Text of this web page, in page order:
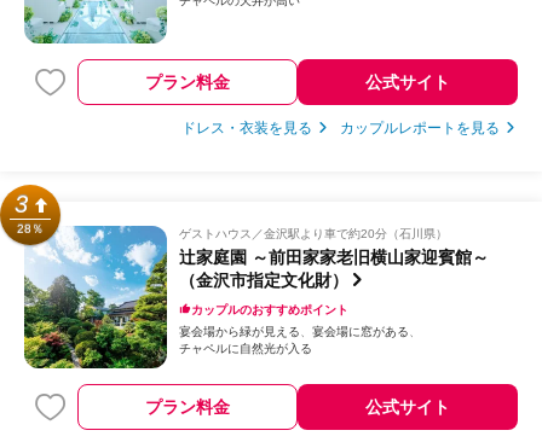
プラン料金 公式サイト
ドレス・衣装を見る カップルレポートを見る
3
28％ ゲストハウス 金沢駅より車で約20分（石川県）
辻家庭園 ～前田家家老旧横山家迎賓館～
（金沢市指定文化財）
カップルのおすすめポイント
宴会場から緑が見える
宴会場に窓がある
チャペルに自然光が入る
プラン料金 公式サイト